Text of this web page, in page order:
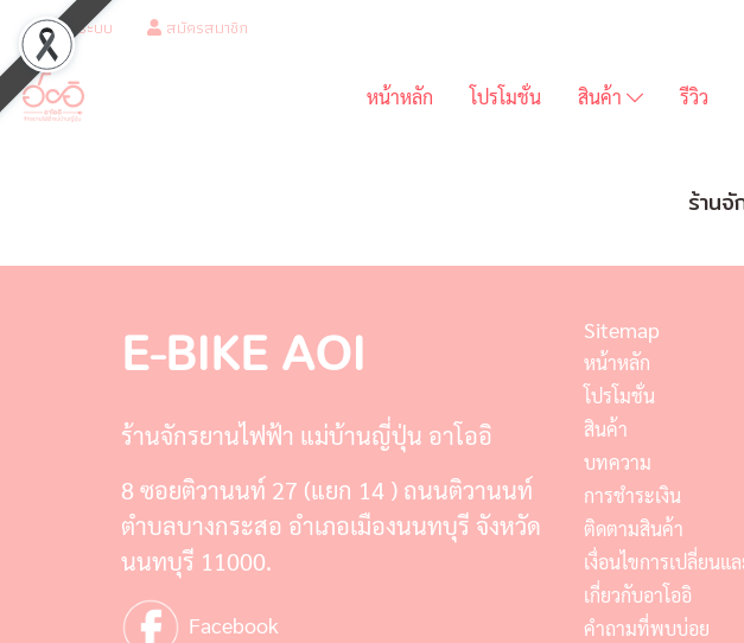
เข้าสู่ระบบ สมัครสมาชิก
หน้าหลัก โปรโมชั่น สินค้า รีวิว
ร้านจั
E-BIKE AOI
ร้านจักรยานไฟฟ้า แม่บ้านญี่ปุ่น อาโออิ
8 ซอยติวานนท์ 27 (แยก 14 ) ถนนติวานนท์
ตำบลบางกระสอ อำเภอเมืองนนทบุรี จังหวัด
นนทบุรี 11000.
Facebook
Sitemap
หน้าหลัก
โปรโมชั่น
สินค้า
บทความ
การชำระเงิน
ติดตามสินค้า
เงื่อนไขการเปลี่ยนแ
เกี่ยวกับอาโออิ
คำถามที่พบบ่อย